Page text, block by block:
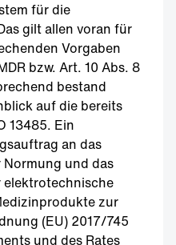
für die
gilt allen voran für
Vorgaben
bzw. Art. 10 Abs. 8
bestand
auf die bereits
13485. Ein
an das
und das
elektrotechnische
zur
(EU) 2017/745
und des Rates